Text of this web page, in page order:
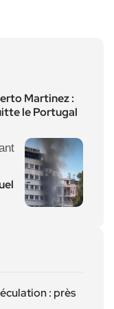
Martinez :
le Portugal
: près